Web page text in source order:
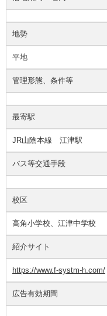
地勢
平地
管理形態、条件等
最寄駅
JR山陰本線 江津駅
バス等交通手段
校区
高角小学校、江津中学校
紹介サイト
https://www.f-systm-h.com/
広告有効期間